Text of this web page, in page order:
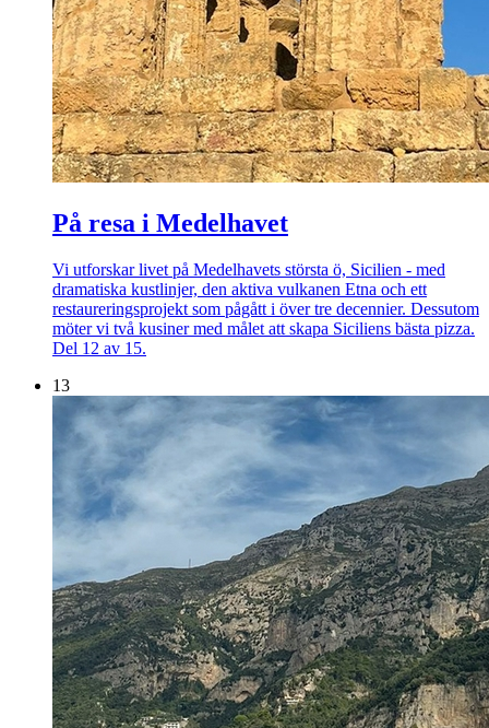
På resa i Medelhavet
Vi utforskar livet på Medelhavets största ö, Sicilien - med
dramatiska kustlinjer, den aktiva vulkanen Etna och ett
restaureringsprojekt som pågått i över tre decennier. Dessutom
möter vi två kusiner med målet att skapa Siciliens bästa pizza.
Del 12 av 15.
13